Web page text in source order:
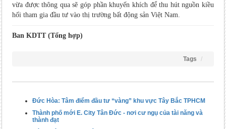
vừa được thông qua sẽ góp phần khuyến khích để thu hút nguồn kiều
hối tham gia đầu tư vào thị trường bất động sản Việt Nam.
Ban KDTT (Tổng hợp)
Tags
Đức Hòa: Tâm điểm đầu tư “vàng” khu vực Tây Bắc TPHCM
Thành phố mới E. City Tân Đức - nơi cư ngụ của tài năng và
thành đạt